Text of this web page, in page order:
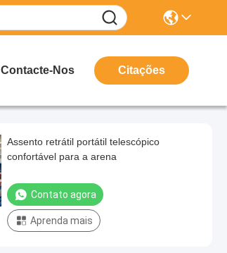
Contacte-Nos Citações
Assento retrátil portátil telescópico
confortável para a arena
Contato agora
Aprenda mais